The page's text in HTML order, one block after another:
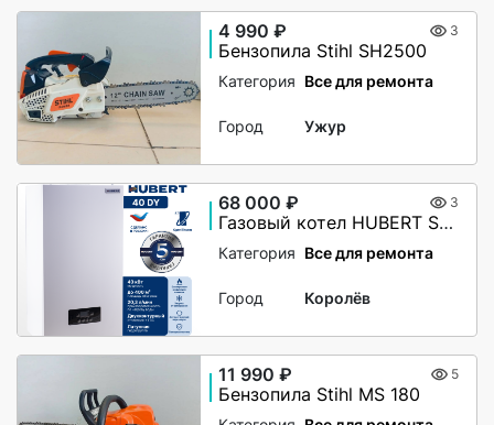
4 990 ₽ 3
Бензопила Stihl SH2500
Категория Все для ремонта
Город Ужур
68 000 ₽ 3
Газовый котел HUBERT Smart AGB 40DY настенный двухконтурный
Категория Все для ремонта
Город Королёв
11 990 ₽ 5
Бензопила Stihl MS 180